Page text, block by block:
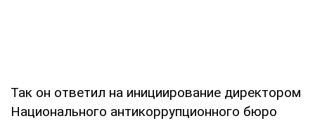
Так он ответил на инициирование директором
Национального антикоррупционного бюро